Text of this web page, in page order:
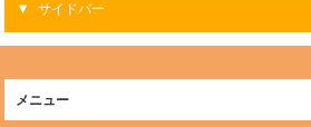
サイドバー
メニュー